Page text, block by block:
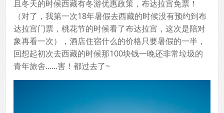
且冬天的时候西藏有冬游优惠政策，布达拉宫免票！
（对了，我第一次18年暑假去西藏的时候没有预约到布
达拉宫门票，桃花节的时候看了布达拉宫，这次是陪对
象再看一次），酒店住宿什么的价格只要暑假的一半，
回想起初次去西藏的时候那100块钱一晚还非常垃圾的
青年旅舍......害！都过去了~